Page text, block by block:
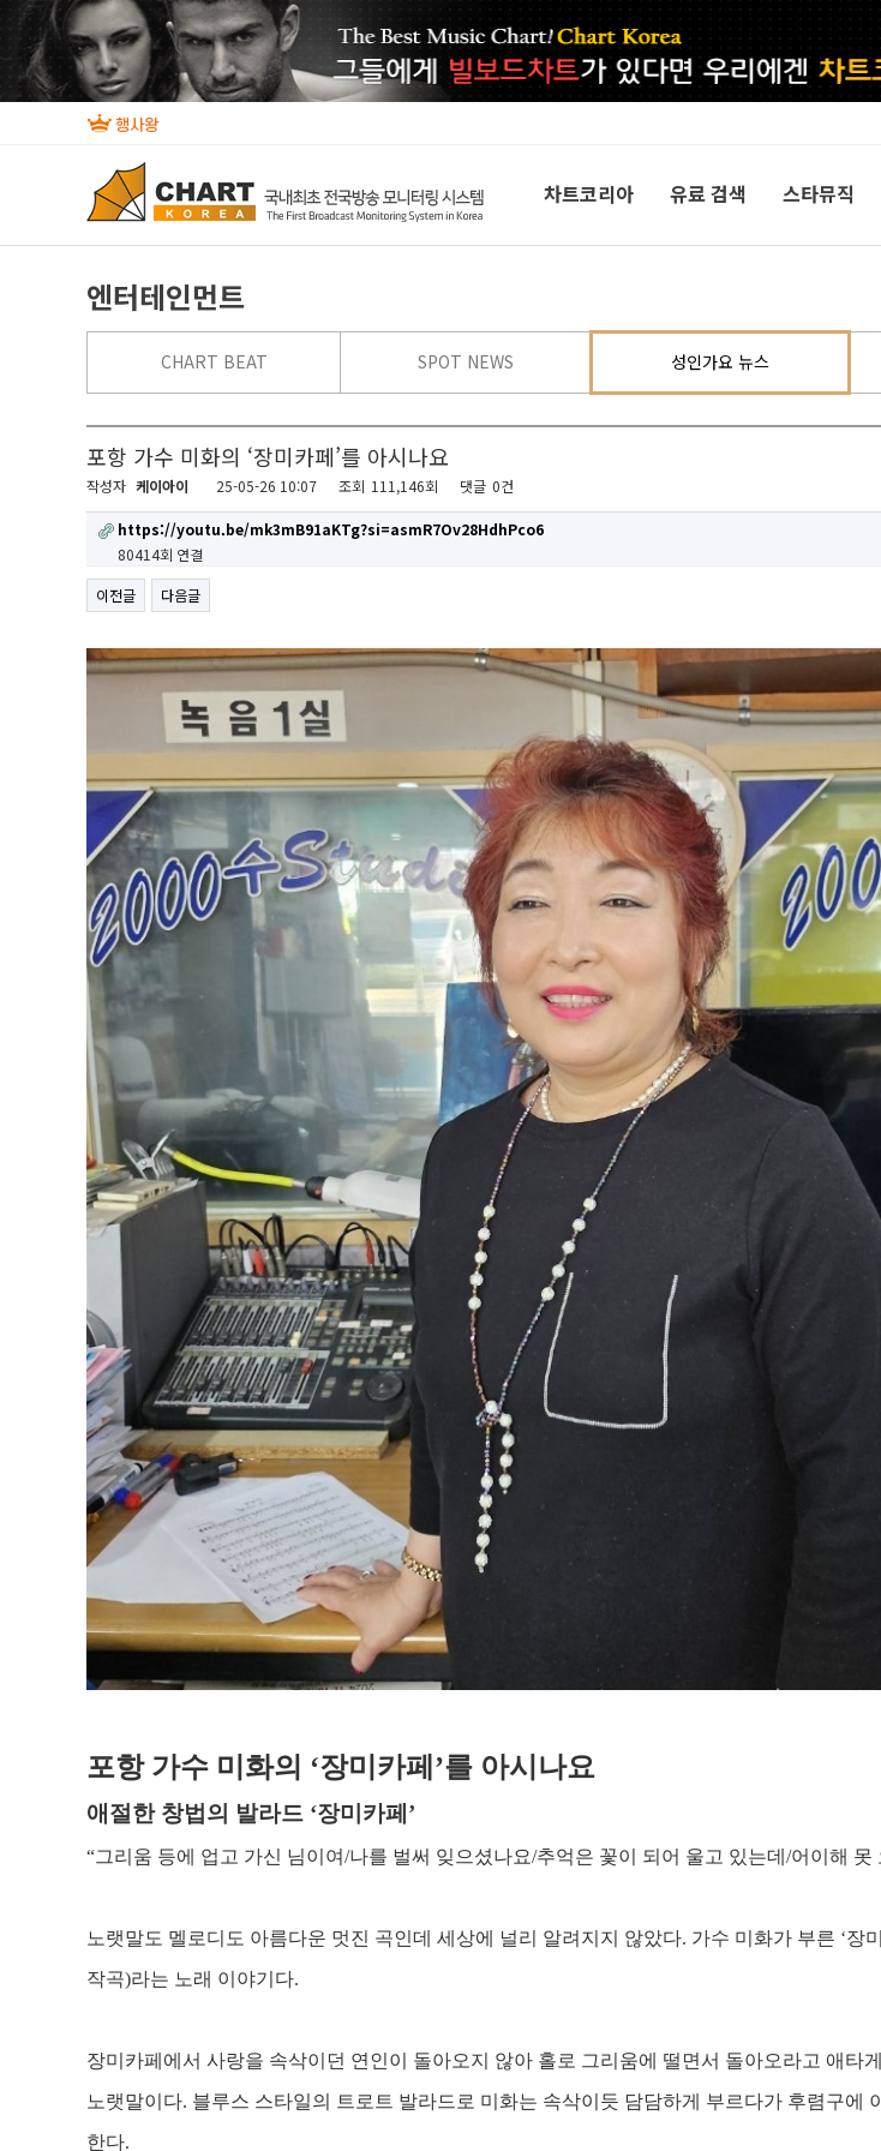
차트코리아 유료 검색 스타뮤직
엔터테인먼트
CHART BEAT SPOT NEWS 성인가요 뉴스
포항 가수 미화의 ‘장미카페’를 아시나요
작성자 케이아이 25-05-26 10:07 조회 111,146회 댓글 0건
https://youtu.be/mk3mB91aKTg?si=asmR7Ov28HdhPco6
80414회 연결
이전글
다음글
포항 가수 미화의 ‘장미카페 ’를 아시나요
애절한 창법의 발라드 ‘장미카페 ’
“그리움 등에 업고 가신 님이여/나를 벌써 잊으셨나요/추억은 꽃이 되어 울고 있는데 /어이해 못
노랫말도 멜로디도 아름다운 멋진 곡인데 세상에 널리 알려지지 않았다. 가수 미화가 부른 ‘장
작곡)라는 노래 이야기다.
장미카페에서 사랑을 속삭이던 연인이 돌아오지 않아 홀로 그리움에 떨면서 돌아오라고 애타
노랫말이다. 블루스 스타일의 트로트 발라드로 미화는 속삭이듯 담담하게 부르다가 후렴구에
한다.